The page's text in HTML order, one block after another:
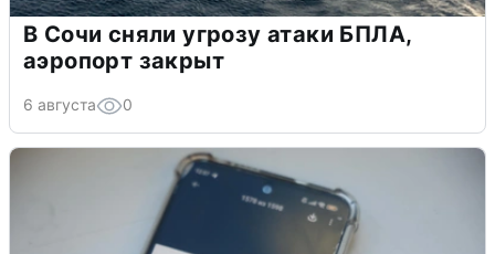
В Сочи сняли угрозу атаки БПЛА,
аэропорт закрыт
6 августа 0